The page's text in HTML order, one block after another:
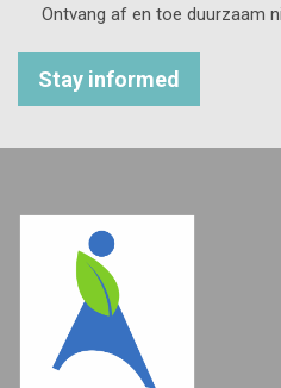
Ontvang af en toe duurzaam
Stay informed